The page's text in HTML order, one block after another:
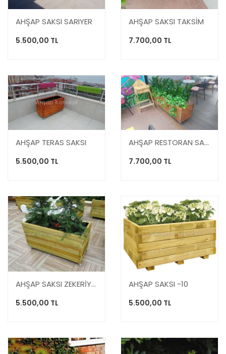
AHŞAP SAKSI SARIYER
5.500,00 TL
AHŞAP SAKSI TAKSİM
7.700,00 TL
AHŞAP TERAS SAKSI
5.500,00 TL
AHŞAP RESTORAN SAKSISI
7.700,00 TL
AHŞAP SAKSI ZEKERİYAKÖY
5.500,00 TL
AHŞAP SAKSI -10
5.500,00 TL